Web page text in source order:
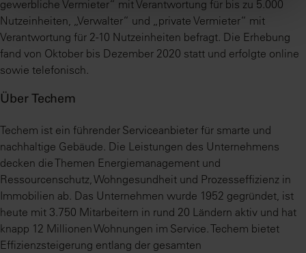
gewerbliche Vermieter“ mit Verantwortung für bis zu 5.000
Nutzeinheiten, „Verwalter“ und „private Vermieter“ mit
Verantwortung für 2-10 Nutzeinheiten befragt. Die Erhebung
fand von Oktober bis Dezember 2020 statt und erfolgte online
sowie telefonisch.
Über Techem
Techem ist ein führender Serviceanbieter für smarte und
nachhaltige Gebäude. Die Leistungen des Unternehmens
decken die Themen Energiemanagement und
Ressourcenschutz, Wohngesundheit und Prozesseffizienz in
Immobilien ab. Das Unternehmen wurde 1952 gegründet, ist
heute mit 3.750 Mitarbeitern in rund 20 Ländern aktiv und hat
knapp 12 Millionen Wohnungen im Service. Techem bietet
Effizienzsteigerung entlang der gesamten